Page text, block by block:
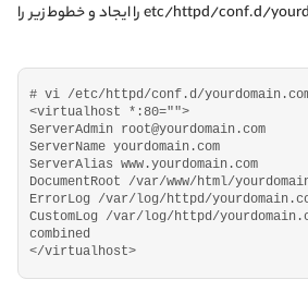
1. فایل /etc/httpd/conf.d/yourdomain.com.conf را ایجاد و خطوط زیر را
# vi /etc/httpd/conf.d/
<virtualhost *:80="">
ServerAdmin root@yourdomain.com
ServerName yourdomain.com
ServerAlias www.yourdomain .com
DocumentRoot /var/www/html/
ErrorLog /var/log/httpd/yourdomain.
CustomLog /var/log/httpd/yourdomain.
combined
</virtualhost>